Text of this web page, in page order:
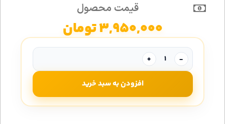
قیمت محصول
3,950,000تومان
-
+
افزودن به سبد خرید